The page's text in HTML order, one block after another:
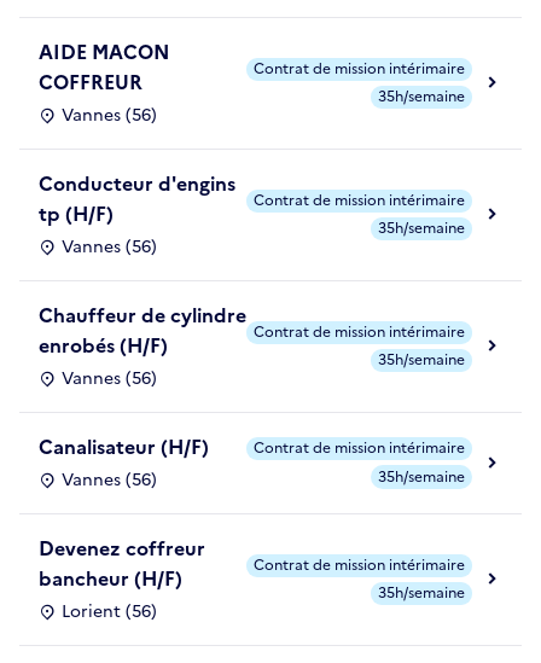
AIDE MACON
COFFREUR
Vannes (56)
Contrat de mission intérimaire
35h/semaine
Conducteur d'engins
tp (H/F)
Vannes (56)
Contrat de mission intérimaire
35h/semaine
Chauffeur de cylindre
enrobés (H/F)
Vannes (56)
Contrat de mission intérimaire
35h/semaine
Canalisateur (H/F)
Vannes (56)
Contrat de mission intérimaire
35h/semaine
Devenez coffreur
bancheur (H/F)
Lorient (56)
Contrat de mission intérimaire
35h/semaine